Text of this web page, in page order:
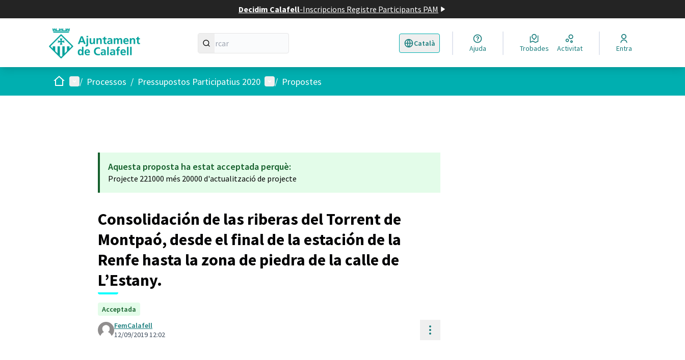
Decidim Calafell-Inscripcions Registre Participants PAM
Català
Triar la llengua Elegir el idioma
Ajuda Trobades Activitat Entra
Inici Menú principal
/ Processos / Pressupostos Participatius 2020 Menú d'usuari
/ Propostes
Aquesta proposta ha estat acceptada perquè:
Projecte 221000 més 20000 d'actualització de projecte
Consolidación de las riberas del Torrent de
Montpaó, desde el final de la estación de la
Renfe hasta la zona de piedra de la calle de
L’Estany.
Acceptada
FemCalafell
12/09/2019 12:02
Controls de recursos